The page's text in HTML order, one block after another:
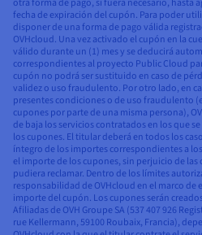
fecha de expiración del cupón. Para poder
disponer de una forma de pago válida
OVHcloud. Una vez activado el cupón en la
válido durante un (1) mes y se deducirá
correspondientes al proyecto Public Cloud
cupón no podrá ser sustituido en caso de
validez o uso fraudulento. Por otro lado, en
presentes condiciones o de uso fraudulento
cupones por parte de una misma persona),
de baja los servicios contratados en los que
los cupones. El titular deberá en todos los
íntegro de los importes correspondientes a
el importe de los cupones, sin perjuicio de
pudiera reclamar. Dentro de los límites
responsabilidad de OVHcloud en el marco
importe del cupón. Los cupones serán
Afiliadas de OVH Groupe SA (537 407 926
rue Kellermann, 59100 Roubaix, Francia),